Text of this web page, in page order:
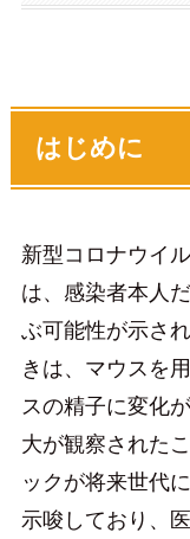
はじめに
新型コロナウイ
は、感染者本人
ぶ可能性が示さ
きは、マウスを
スの精子に変化
大が観察された
ックが将来世代
示唆しており、